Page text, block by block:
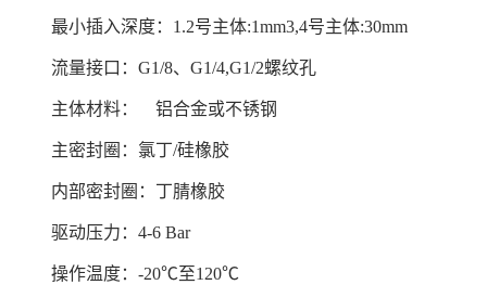
最小插入深度：1.2号主体:1mm3,4号主体:30mm
流量接口：G1/8、G1/4,G1/2螺纹孔
主体材料： 铝合金或不锈钢
主密封圈：氯丁/硅橡胶
内部密封圈：丁腈橡胶
驱动压力：4-6 Bar
操作温度：-20℃至120℃